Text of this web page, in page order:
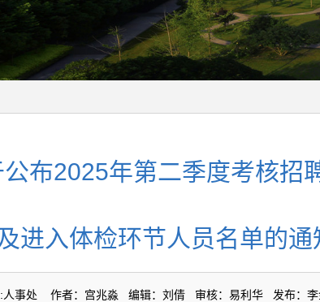
布2025年第二季度考核招
进入体检环节人员名单的通
人事处 作者：宫兆淼 编辑：刘倩 审核：易利华 发布：李